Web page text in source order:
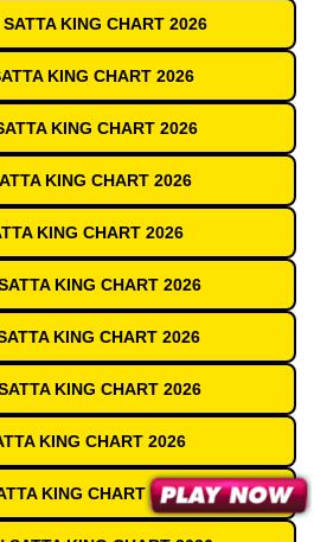
KING CHART 2026
KING CHART 2026
KING CHART 2026
KING CHART 2026
KING CHART 2026
KING CHART 2026
KING CHART 2026
KING CHART 2026
KING CHART 2026
KING CHART 2026